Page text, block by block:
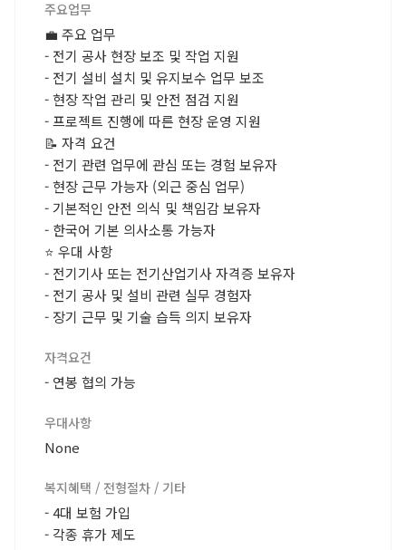
주요업무
💼 주요 업무
- 전기 공사 현장 보조 및 작업 지원
- 전기 설비 설치 및 유지보수 업무 보조
- 현장 작업 관리 및 안전 점검 지원
- 프로젝트 진행에 따른 현장 운영 지원
📝 자격 요건
- 전기 관련 업무에 관심 또는 경험 보유자
- 현장 근무 가능자 (외근 중심 업무)
- 기본적인 안전 의식 및 책임감 보유자
- 한국어 기본 의사소통 가능자
⭐ 우대 사항
- 전기기사 또는 전기산업기사 자격증 보유자
- 전기 공사 및 설비 관련 실무 경험자
- 장기 근무 및 기술 습득 의지 보유자
자격요건
- 연봉 협의 가능
우대사항
None
복지혜택 / 전형절차 / 기타
- 4대 보험 가입
- 각종 휴가 제도